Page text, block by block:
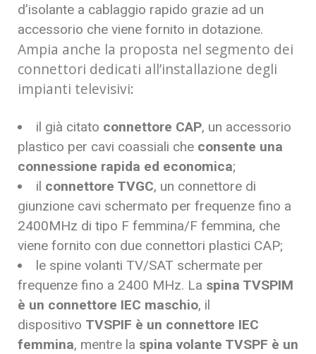
d’isolante a cablaggio rapido grazie ad un
accessorio che viene fornito in dotazione.
Ampia anche la proposta nel segmento dei
connettori dedicati all’installazione degli
impianti televisivi:
il già citato connettore CAP, un accessorio
plastico per cavi coassiali che consente una
connessione rapida ed economica;
il connettore TVGC, un connettore di
giunzione cavi schermato per frequenze fino a
2400MHz di tipo F femmina/F femmina, che
viene fornito con due connettori plastici CAP;
le spine volanti TV/SAT schermate per
frequenze fino a 2400 MHz. La spina TVSPIM
è un connettore IEC maschio, il
dispositivo TVSPIF è un connettore IEC
femmina, mentre la spina volante TVSPF è un